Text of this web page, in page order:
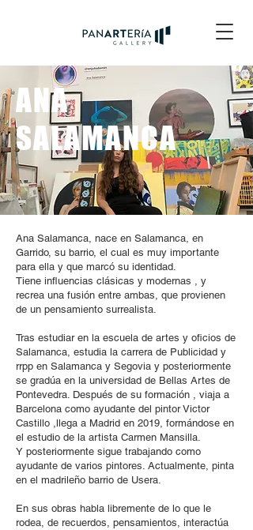
ANA
SALAMANCA
Ana Salamanca, nace en Salamanca, en
Garrido, su barrio, el cual es muy importante
para ella y que marcó su identidad.
Tiene influencias clásicas y modernas , y
recrea una fusión entre ambas, que provienen
de un pensamiento surrealista.
Tras estudiar en la escuela de artes y oficios de
Salamanca, estudia la carrera de Publicidad y
rrpp en Salamanca y Segovia y posteriormente
se gradúa en la universidad de Bellas Artes de
Pontevedra. Después de su formación , viaja a
Barcelona como ayudante del pintor Victor
Castillo ,llega a Madrid en 2019, formándose en
el estudio de la artista Carmen Mansilla.
Y posteriormente sigue trabajando como
ayudante de varios pintores. Actualmente, pinta
en el madrileño barrio de Usera.
En sus obras habla libremente de lo que le
rodea, de recuerdos, pensamientos, interactúa